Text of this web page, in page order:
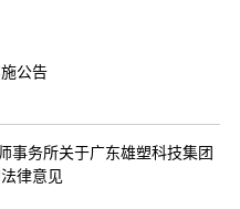
公告
事务所关于广东雄塑科技集团
律意见